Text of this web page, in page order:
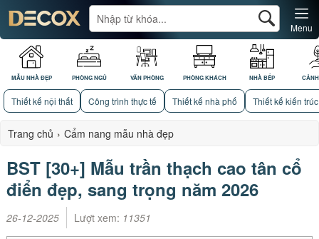
MẪU NHÀ ĐẸP PHÒNG NGỦ VĂN PHÒNG PHÒNG KHÁCH NHÀ BẾP
Menu
Thiết kế nội thất Công trình thực tế Thiết kế nhà phố Thiết kế kiến trúc
Trang chủ › Cẩm nang mẫu nhà đẹp
BST [30+] Mẫu trần thạch cao tân cổ
điển đẹp, sang trọng năm 2026
26-12-2025 Lượt xem: 11351